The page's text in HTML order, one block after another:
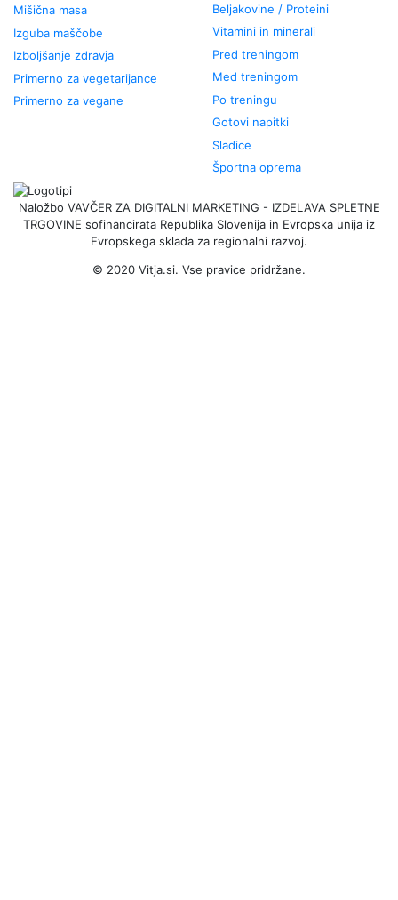
Mišična masa
Izguba maščobe
Izboljšanje zdravja
Primerno za vegetarijance
Primerno za vegane
Beljakovine / Proteini
Vitamini in minerali
Pred treningom
Med treningom
Po treningu
Gotovi napitki
Sladice
Športna oprema
Naložbo VAVČER ZA DIGITALNI MARKETING - IZDELAVA SPLETNE
TRGOVINE sofinancirata Republika Slovenija in Evropska unija iz
Evropskega sklada za regionalni razvoj.
© 2020 Vitja.si. Vse pravice pridržane.